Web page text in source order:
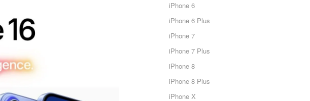
iPhone 6
iPhone 6 Plus
iPhone 7
iPhone 7 Plus
iPhone 8
iPhone 8 Plus
iPhone X